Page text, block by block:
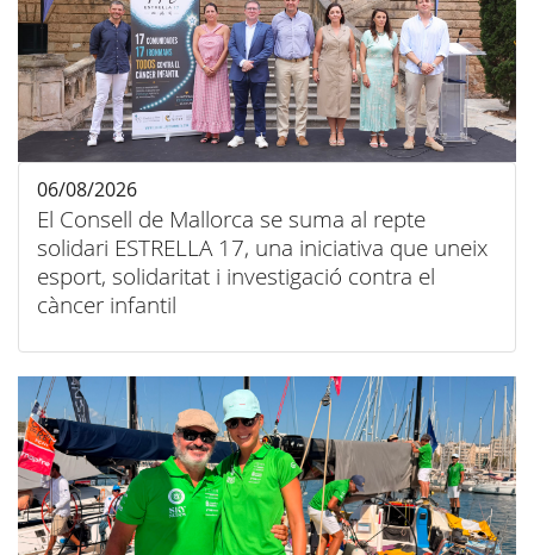
El Consell de Mallorca se suma al repte
solidari ESTRELLA 17, una iniciativa que uneix
esport, solidaritat i investigació contra el
càncer infantil
06/08/2026